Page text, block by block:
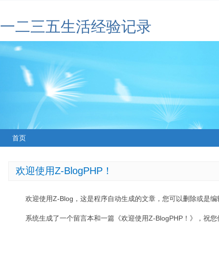
一二三五生活经验记录
首页
欢迎使用Z-BlogPHP！
欢迎使用Z-Blog，这是程序自动生成的文章，您可以删除或是编
系统生成了一个留言本和一篇《欢迎使用Z-BlogPHP！》，祝